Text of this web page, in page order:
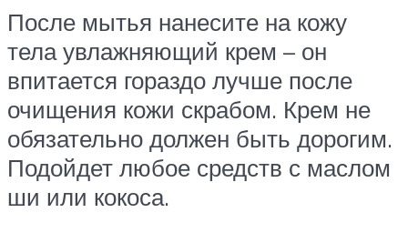
После мытья нанесите на кожу
тела увлажняющий крем – он
впитается гораздо лучше после
очищения кожи скрабом. Крем не
обязательно должен быть дорогим.
Подойдет любое средств с маслом
ши или кокоса.